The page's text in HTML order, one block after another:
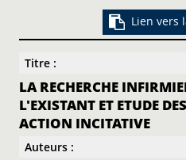
Lien vers
Titre :
LA RECHERCHE
L'EXISTANT ET ETUDE
ACTION INCITATIVE
Auteurs :